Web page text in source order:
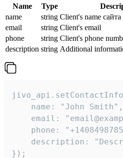
Name Type
name
string Client's name сайта
email
string Client's email
phone
string Client's phone
description string Additional
    name: "John Smith",
email:
phone:
description:
});